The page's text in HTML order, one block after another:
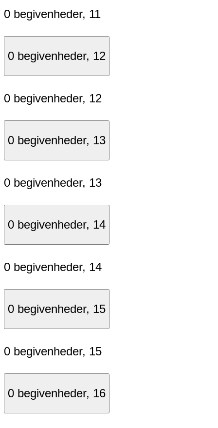
0 begivenheder, 11
0 begivenheder, 12
0 begivenheder, 12
0 begivenheder, 13
0 begivenheder, 13
0 begivenheder, 14
0 begivenheder, 14
0 begivenheder, 15
0 begivenheder, 15
0 begivenheder, 16